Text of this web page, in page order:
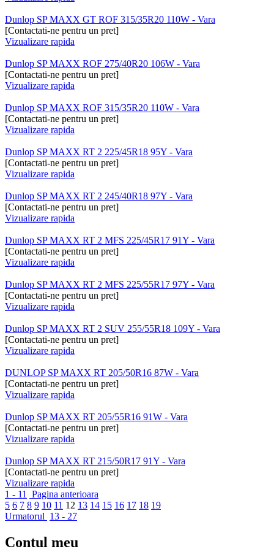
Dunlop SP MAXX GT ROF 315/35R20 110W - Vara
[Contactati-ne pentru un pret]
Vizualizare rapida
Dunlop SP MAXX ROF 275/40R20 106W - Vara
[Contactati-ne pentru un pret]
Vizualizare rapida
Dunlop SP MAXX ROF 315/35R20 110W - Vara
[Contactati-ne pentru un pret]
Vizualizare rapida
Dunlop SP MAXX RT 2 225/45R18 95Y - Vara
[Contactati-ne pentru un pret]
Vizualizare rapida
Dunlop SP MAXX RT 2 245/40R18 97Y - Vara
[Contactati-ne pentru un pret]
Vizualizare rapida
Dunlop SP MAXX RT 2 MFS 225/45R17 91Y - Vara
[Contactati-ne pentru un pret]
Vizualizare rapida
Dunlop SP MAXX RT 2 MFS 225/55R17 97Y - Vara
[Contactati-ne pentru un pret]
Vizualizare rapida
Dunlop SP MAXX RT 2 SUV 255/55R18 109Y - Vara
[Contactati-ne pentru un pret]
Vizualizare rapida
DUNLOP SP MAXX RT 205/50R16 87W - Vara
[Contactati-ne pentru un pret]
Vizualizare rapida
Dunlop SP MAXX RT 205/55R16 91W - Vara
[Contactati-ne pentru un pret]
Vizualizare rapida
Dunlop SP MAXX RT 215/50R17 91Y - Vara
[Contactati-ne pentru un pret]
Vizualizare rapida
1 - 11
Pagina anterioara
5 6 7 8 9 10 11 12 13 14 15 16 17 18 19
Urmatorul 13 - 27
Contul meu